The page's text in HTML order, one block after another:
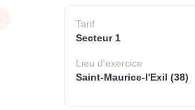
Tarif
Secteur 1
Lieud'exercice
Saint-Maurice-l'Exil (38)